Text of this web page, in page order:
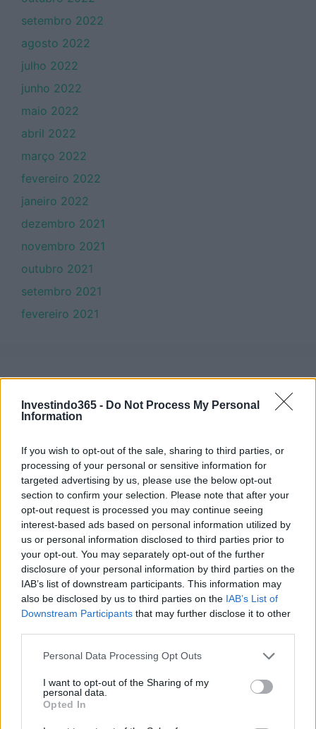
Investindo365 - Do Not Process My Personal
Information
If you wish to opt-out of the sale, sharing to third parties, or
processing of your personal or sensitive information for
targeted advertising by us, please use the below opt-out
section to confirm your selection. Please note that after your
opt-out request is processed you may continue seeing
interest-based ads based on personal information utilized by
us or personal information disclosed to third parties prior to
your opt-out. You may separately opt-out of the further
disclosure of your personal information by third parties on the
IAB’s list of downstream participants. This information may
also be disclosed by us to third parties on the IAB’s List of
Downstream Participants that may further disclose it to other
Please note that this website/app uses one or more Google
not limited to your visit or usage behaviour. You may click to
grant or deny consent to Google and its third-party tags to
use your data for below specified purposes in below Google
consent section.
Personal Data Processing Opt Outs
I want to opt-out of the Sharing of my
personal data.
Opted In
setembro 2022
agosto 2022
julho 2022
junho 2022
maio 2022
abril 2022
março 2022
fevereiro 2022
janeiro 2022
dezembro 2021
novembro 2021
outubro 2021
setembro 2021
fevereiro 2021
Finança
Financiamento
Fisco
How to
Imposto
Investimentos
Moedas criptográficas
Não classificado
News
Uncategorized